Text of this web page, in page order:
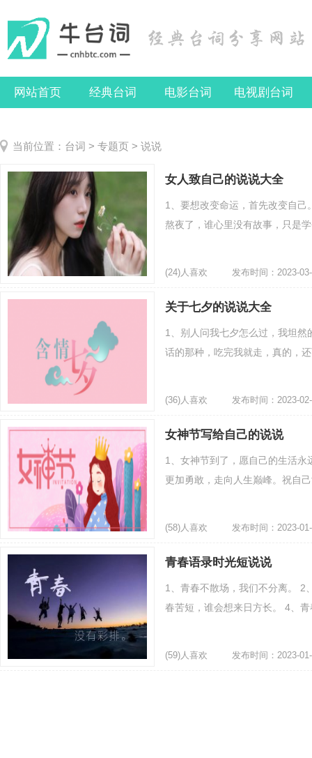
网站首页 经典台词 电影台词 电视剧台词
当前位置： 台词 > 专题页 > 说说
女人致自己的说说大全
1、要想改变命运，首先改变自
熬夜了，谁心里没有故事，只是
(24)人喜欢 发布时间：2023-
关于七夕的说说大全
1、别人问我七夕怎么过，我坦
话的那种，吃完我就走，真的，
(36)人喜欢 发布时间：2023-
女神节写给自己的说说
1、女神节到了，愿自己的生活
更加勇敢，走向人生巅峰。祝自
(58)人喜欢 发布时间：2023-
青春语录时光短说说
1、青春不散场，我们不分离。 2
春苦短，谁会想来日方长。 4、
(59)人喜欢 发布时间：2023-